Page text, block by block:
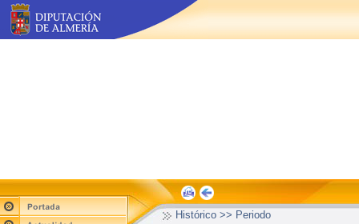
Histórico >> Periodo